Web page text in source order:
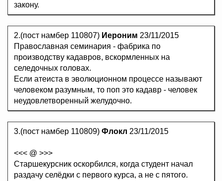
закону.
2.(пост намбер 110807) Иероним 23/11/2015
Православная семинария - фабрика по
производству кадавров, вскормленных на
селедочных головах.
Если атеиста в эволюционном процессе называют
человеком разумным, то поп это кадавр - человек
неудовлетворенный желудочно.
3.(пост намбер 110809) Флокл 23/11/2015
<<< @ >>>
Старшекурсник оскорбился, когда студент начал
раздачу селёдки с первого курса, а не с пятого.